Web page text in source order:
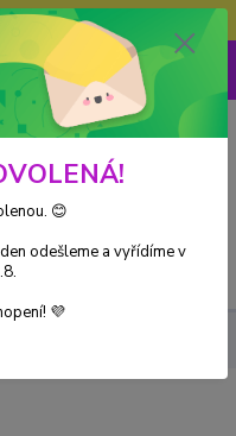
nad 3000Kč
Menu
0 Kč
😊
odešleme a vyřídíme v
💜